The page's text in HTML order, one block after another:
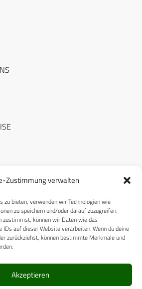
Zustimmung verwalten
zu bieten, verwenden wir Technologien wie
zu speichern und/oder darauf zuzugreifen.
zustimmst, können wir Daten wie das
auf dieser Website verarbeiten. Wenn du deine
zurückziehst, können bestimmte Merkmale und
Akzeptieren